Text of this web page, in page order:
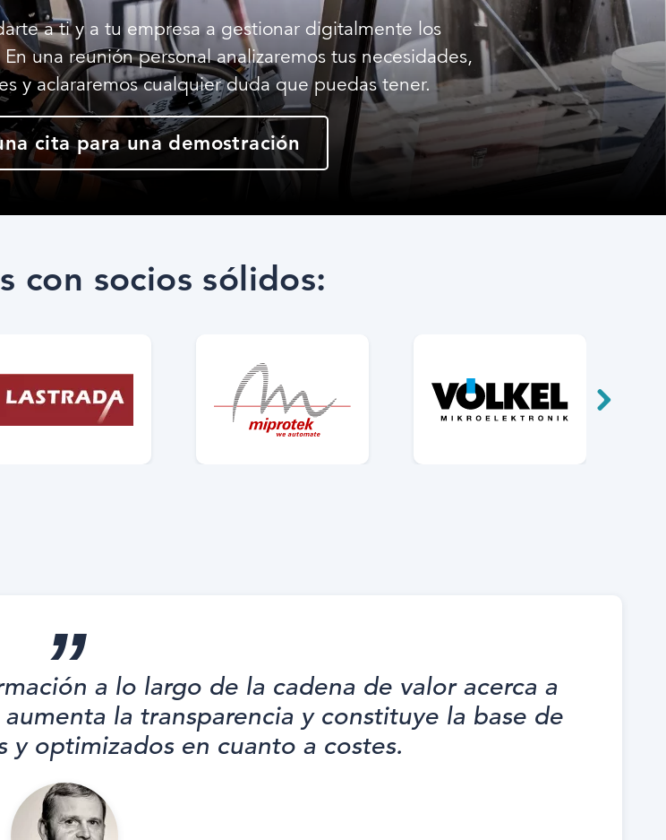
a ti y a tu empresa a gestionar digitalmente los
una reunión personal analizaremos tus necesidades,
y aclararemos cualquier duda que puedas tener.
cita para una demostración
con socios sólidos:
a lo largo de la cadena de valor acerca a
la transparencia y constituye la base de
y optimizados en cuanto a costes.